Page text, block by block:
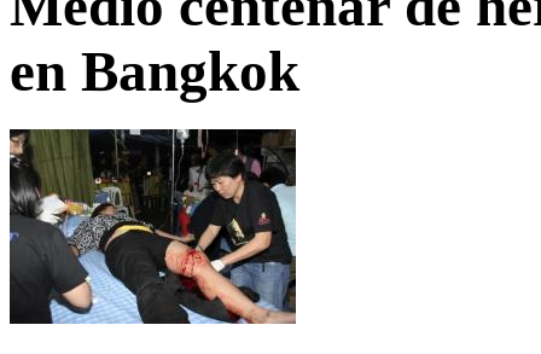
en Bangkok